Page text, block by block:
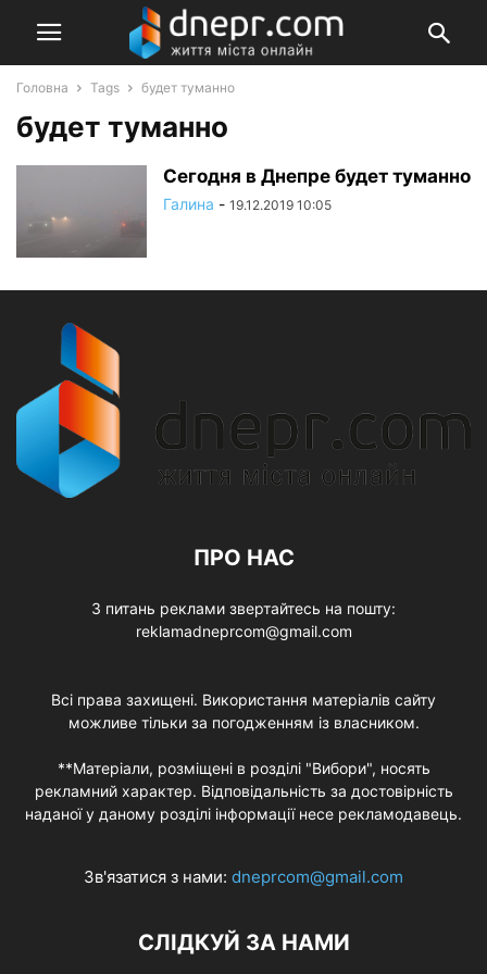
Головна Tags будет туманно
будет туманно
Сегодня в Днепре будет туманно
Галина - 19.12.2019 10:05
ПРО НАС
З питань реклами звертайтесь на пошту:
reklamadneprcom@gmail.com
Всі права захищені. Використання матеріалів сайту
можливе тільки за погодженням із власником.
**Матеріали, розміщені в розділі "Вибори", носять
рекламний характер. Відповідальність за достовірність
наданої у даному розділі інформації несе рекламодавець.
Зв'язатися з нами: dneprcom@gmail.com
СЛІДКУЙ ЗА НАМИ